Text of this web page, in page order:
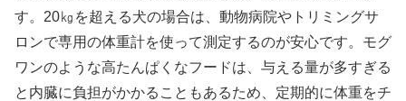
す。20㎏を超える犬の場合は、動物病院やトリミングサ
ロンで専用の体重計を使って測定するのが安心です。モグ
ワンのような高たんぱくなフードは、与える量が多すぎる
と内臓に負担がかかることもあるため、定期的に体重をチ